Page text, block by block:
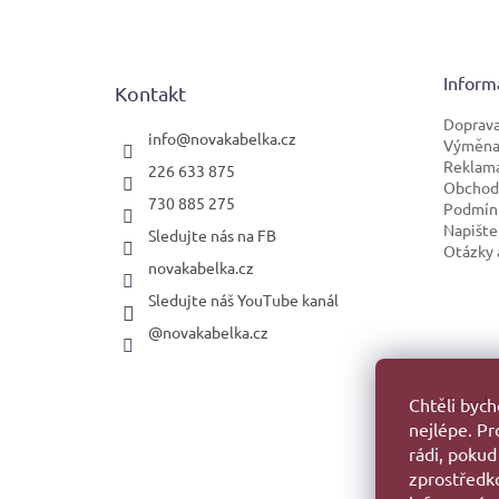
Chtěli
nejlépe.
rádi,
Kontakt
info@novakabelka.cz
226 633 875
730 885 275
Sledujte nás na FB
novakabelka.cz
Sledujte náš YouTube kanál
@novakabelka.cz
Otázky